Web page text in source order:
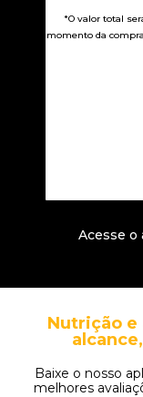
*O valor total
momento da
Acesse o
Nutrição e
Baixe o nosso
melhores